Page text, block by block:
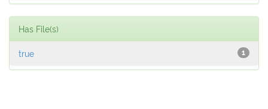
Has File(s)
1
true